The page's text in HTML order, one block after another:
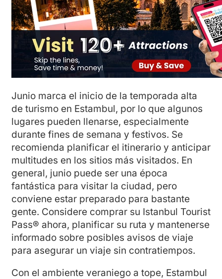
Junio marca el inicio de la temporada alta
de turismo en Estambul, por lo que algunos
lugares pueden llenarse, especialmente
durante fines de semana y festivos. Se
recomienda planificar el itinerario y anticipar
multitudes en los sitios más visitados. En
general, junio puede ser una época
fantástica para visitar la ciudad, pero
conviene estar preparado para bastante
gente. Considere comprar su Istanbul Tourist
Pass® ahora, planificar su ruta y mantenerse
informado sobre posibles avisos de viaje
para asegurar un viaje sin contratiempos.
Con el ambiente veraniego a tope, Estambul